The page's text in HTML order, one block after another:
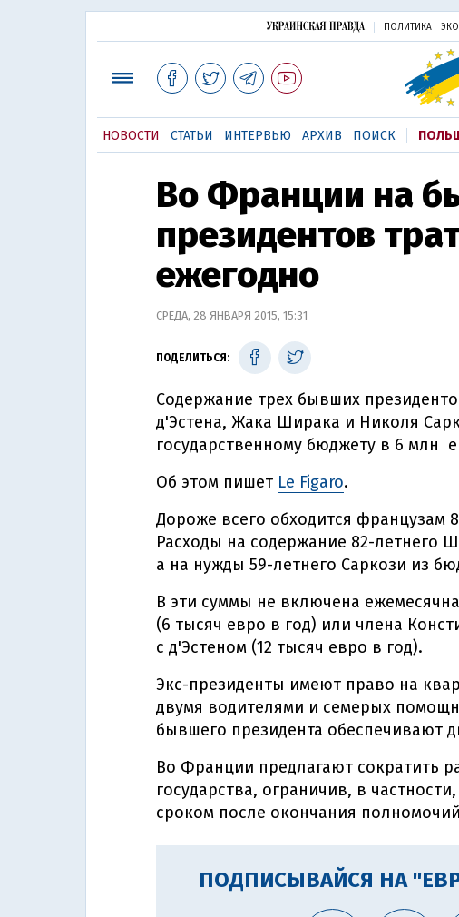
ПОЛИТИКА
НОВОСТИ СТАТЬИ ИНТЕРВЬЮ АРХИВ ПОИСК
Во Франции на
президентов
ежегодно
СРЕДА, 28 ЯНВАРЯ 2015, 15:31
ПОДЕЛИТЬСЯ:
Содержание трех бывших
д'Эстена, Жака Ширака и Николя
государственному бюджету в 6 млн
Об этом пишет Le Figaro.
Дороже всего обходится французам
Расходы на содержание 82-летнего
а на нужды 59-летнего Саркози из
В эти суммы не включена
(6 тысяч евро в год) или члена
с д'Эстеном (12 тысяч евро в год).
Экс-президенты имеют право на
двумя водителями и семерых
бывшего президента обеспечивают
Во Франции предлагают сократить
государства, ограничив, в
сроком после окончания
ПОДПИСЫВАЙСЯ НА